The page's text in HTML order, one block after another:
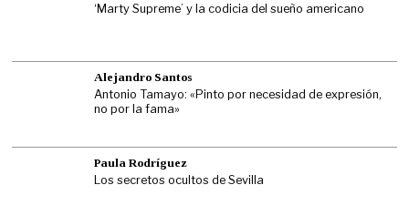
‘Marty Supreme’ y la codicia del sueño americano
Alejandro Santos
Antonio Tamayo: «Pinto por necesidad de expresión,
no por la fama»
Paula Rodríguez
Los secretos ocultos de Sevilla